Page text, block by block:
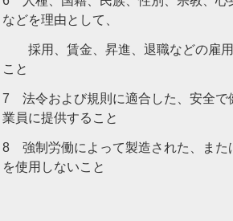
などを理由として、
採用、賃金、昇進、退職などの雇用
こと
7 法令および規則に適合した、安全で
業員に提供すること
8 強制労働によって製造された、また
を使用しないこと